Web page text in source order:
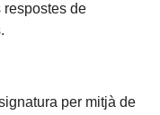
de
per mitjà de